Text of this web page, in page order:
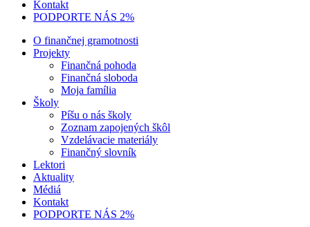
Kontakt
PODPORTE NÁS 2%
O finančnej gramotnosti
Projekty
Finančná pohoda
Finančná sloboda
Moja família
Školy
Píšu o nás školy
Zoznam zapojených škôl
Vzdelávacie materiály
Finančný slovník
Lektori
Aktuality
Médiá
Kontakt
PODPORTE NÁS 2%